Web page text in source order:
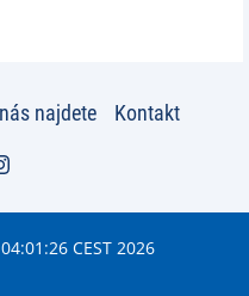
najdete Kontakt
CEST 2026